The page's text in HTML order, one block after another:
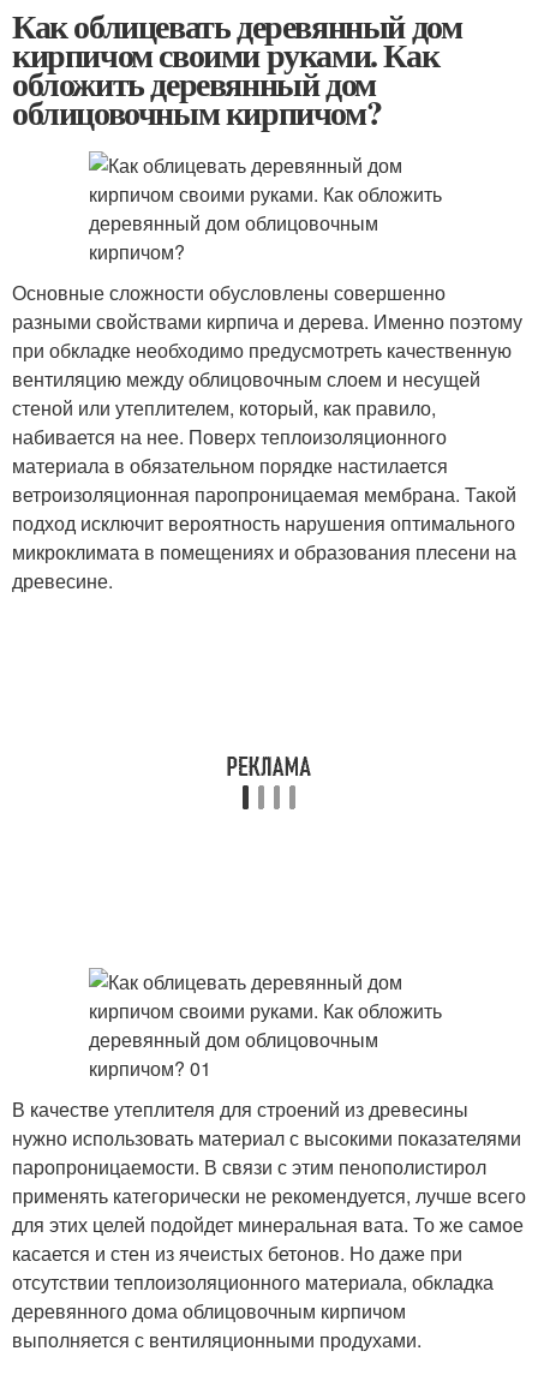
Как облицевать деревянный дом
кирпичом своими руками. Как
обложить деревянный дом
облицовочным кирпичом?
Основные сложности обусловлены совершенно
разными свойствами кирпича и дерева. Именно поэтому
при обкладке необходимо предусмотреть качественную
вентиляцию между облицовочным слоем и несущей
стеной или утеплителем, который, как правило,
набивается на нее. Поверх теплоизоляционного
материала в обязательном порядке настилается
ветроизоляционная паропроницаемая мембрана. Такой
подход исключит вероятность нарушения оптимального
микроклимата в помещениях и образования плесени на
древесине.
В качестве утеплителя для строений из древесины
нужно использовать материал с высокими показателями
паропроницаемости. В связи с этим пенополистирол
применять категорически не рекомендуется, лучше всего
для этих целей подойдет минеральная вата. То же самое
касается и стен из ячеистых бетонов. Но даже при
отсутствии теплоизоляционного материала, обкладка
деревянного дома облицовочным кирпичом
выполняется с вентиляционными продухами.